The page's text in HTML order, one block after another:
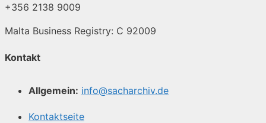
+356 2138 9009
Malta Business Registry: C 92009
Kontakt
Allgemein: info@sacharchiv.de
Kontaktseite